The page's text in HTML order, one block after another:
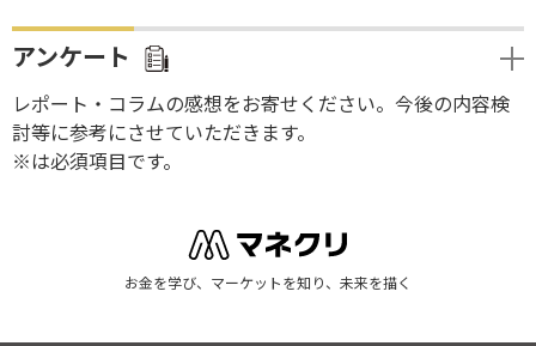
アンケート
レポート・コラムの感想をお寄せください。今後の内容検
討等に参考にさせていただきます。
※は必須項目です。
お金を学び、マーケットを知り、未来を描く